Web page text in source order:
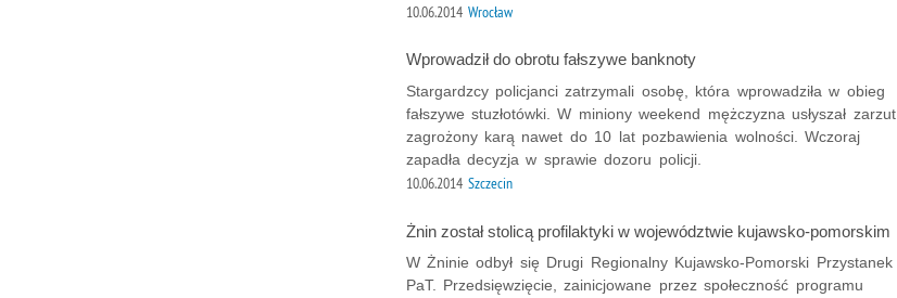
10.06.2014 Wrocław
Wprowadził do obrotu fałszywe banknoty
Stargardzcy policjanci zatrzymali osobę, która wprowadziła w obieg
fałszywe stuzłotówki. W miniony weekend mężczyzna usłyszał zarzut
zagrożony karą nawet do 10 lat pozbawienia wolności. Wczoraj
zapadła decyzja w sprawie dozoru policji.
10.06.2014 Szczecin
Żnin został stolicą profilaktyki w województwie kujawsko-pomorskim
W Żninie odbył się Drugi Regionalny Kujawsko-Pomorski Przystanek
PaT. Przedsięwzięcie, zainicjowane przez społeczność programu